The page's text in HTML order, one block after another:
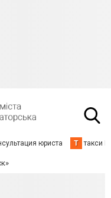
юриста Т такси